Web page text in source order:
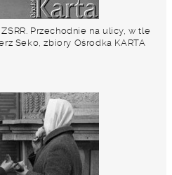
Przechodnie na ulicy, w tle
Seko, zbiory Ośrodka KARTA